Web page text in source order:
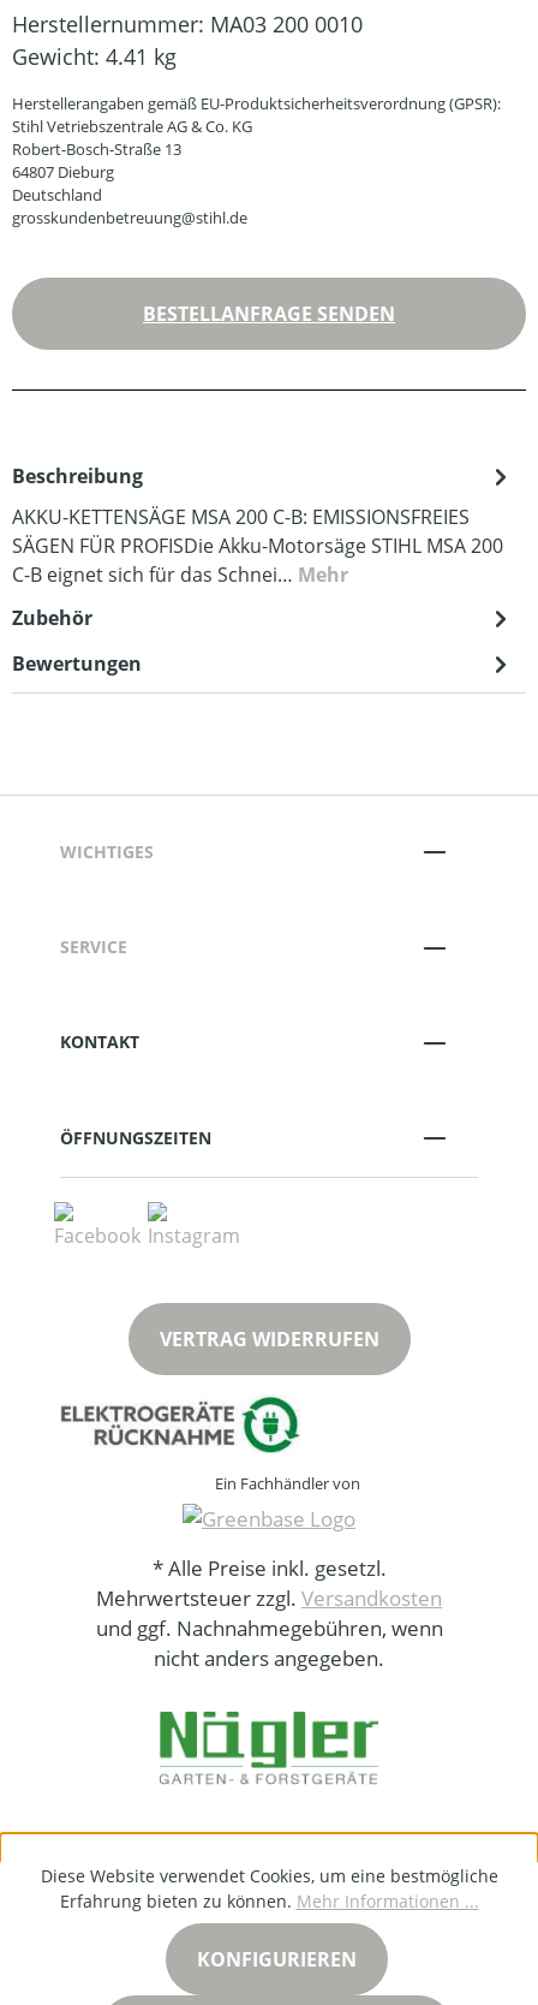
Herstellernummer: MA03 200 0010
Gewicht: 4.41 kg
Herstellerangaben gemäß EU-Produktsicherheitsverordnung (GPSR):
Stihl Vetriebszentrale AG & Co. KG
Robert-Bosch-Straße 13
64807 Dieburg
Deutschland
grosskundenbetreuung@stihl.de
BESTELLANFRAGE SENDEN
Beschreibung
AKKU-KETTENSÄGE MSA 200 C-B: EMISSIONSFREIES
SÄGEN FÜR PROFISDie Akku-Motorsäge STIHL MSA 200
C-B eignet sich für das Schnei… Mehr
Zubehör
Bewertungen
WICHTIGES
SERVICE
KONTAKT
ÖFFNUNGSZEITEN
VERTRAG WIDERRUFEN
Ein Fachhändler von
* Alle Preise inkl. gesetzl.
Mehrwertsteuer zzgl. Versandkosten
und ggf. Nachnahmegebühren, wenn
nicht anders angegeben.
Diese Website verwendet Cookies, um eine bestmögliche
Erfahrung bieten zu können. Mehr Informationen ...
KONFIGURIEREN